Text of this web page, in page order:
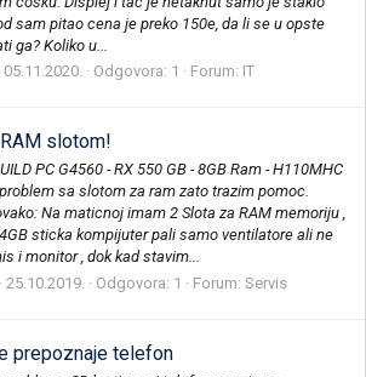
sam pitao cena je preko 150e, da li se u opste
ga? Koliko u...
05.11.2020. Odgovora: 1 Forum: IT
slotom!
PC G4560 - RX 550 GB - 8GB Ram - H110MHC
sa slotom za ram zato trazim pomoc.
Na maticnoj imam 2 Slota za RAM memoriju ,
sticka kompijuter pali samo ventilatore ali ne
i monitor , dok kad stavim...
25.10.2019. Odgovora: 1 Forum: Servis
prepoznaje telefon